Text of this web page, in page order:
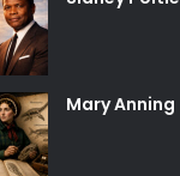
Mary Anning